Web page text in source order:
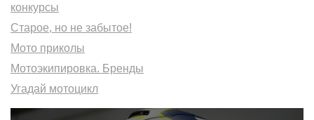
конкурсы
Старое, но не забытое!
Мото приколы
Мотоэкипировка. Бренды
Угадай мотоцикл